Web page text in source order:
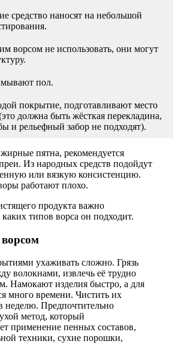
средство наносят на небольшой
ворсом не использовать, они могут
пол.
покрытие, подготавливают место
должна быть жёсткая перекладина,
и рельефный забор не подходят).
пятна, рекомендуется
Из народных средств подойдут
или вязкую консистенцию.
работают плохо.
продукта важно
типов ворса он подходит.
ухаживать сложно. Грязь
волокнами, извлечь её трудно
Намокают изделия быстро, а для
много времени. Чистить их
неделю. Предпочтительно
метод, который
применение пенных составов,
техники, сухие порошки,